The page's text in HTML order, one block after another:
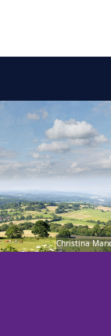
Christina Marx